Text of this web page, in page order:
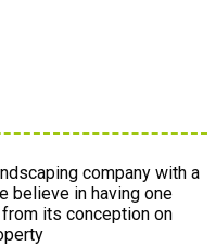
company with a
believe in having one
its conception on